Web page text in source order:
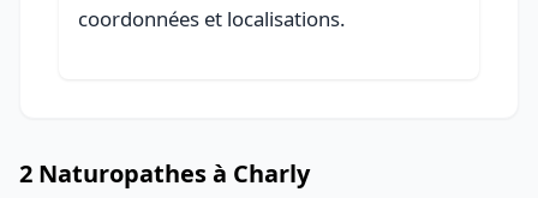
coordonnées et localisations.
2 Naturopathes à Charly